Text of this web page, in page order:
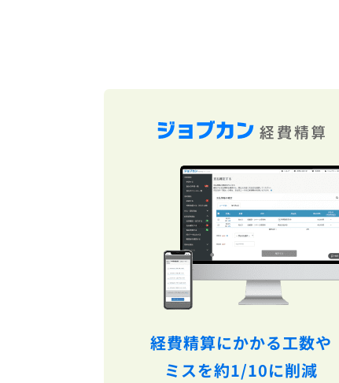
経費精算にかかる工数や
ミスを約1/10に削減